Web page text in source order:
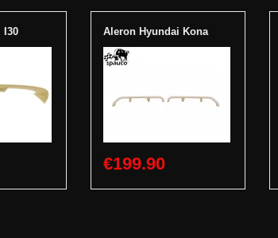
I30 Aleron Hyundai Kona
€199.90